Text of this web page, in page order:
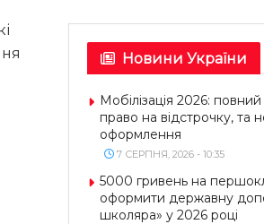
Новини України
Мобілізація 2026:
право на відстрочку, та
оформлення
7 СЕРПНЯ, 2026 - 10:35
5000 гривень на
оформити державну
школяра» у 2026 році